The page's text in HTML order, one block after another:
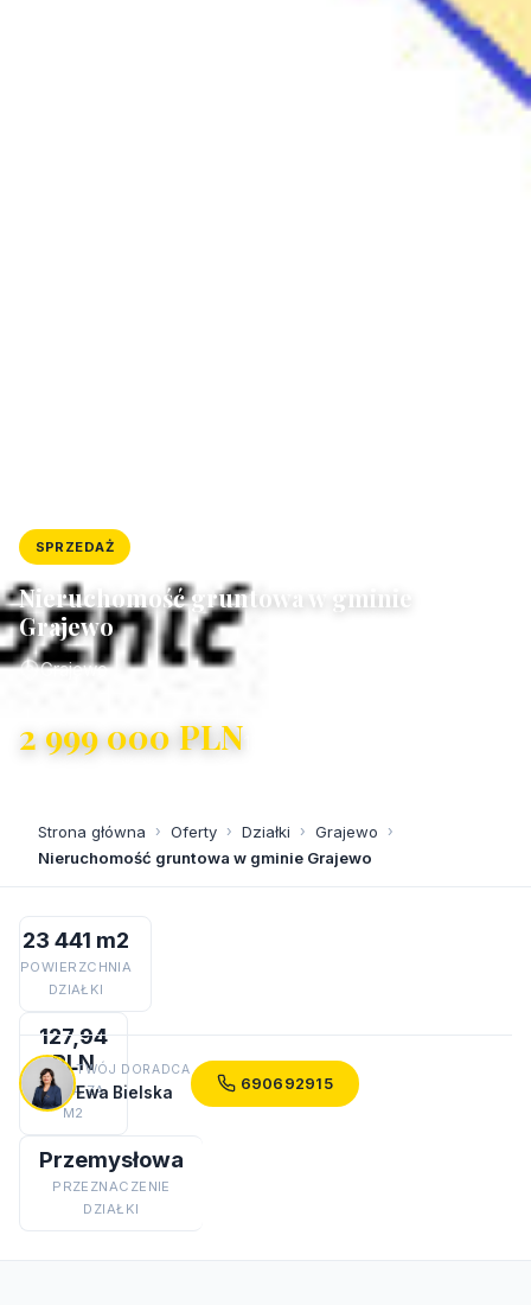
SPRZEDAŻ
Nieruchomość gruntowa w gminie
Grajewo
Grajewo
2 999 000 PLN
Strona główna › Oferty › Działki › Grajewo ›
Nieruchomość gruntowa w gminie Grajewo
23 441 m2
POWIERZCHNIA
DZIAŁKI
127,94
PLN
CENA ZA
M2
Przemysłowa
PRZEZNACZENIE
DZIAŁKI
TWÓJ DORADCA
Ewa Bielska 690692915